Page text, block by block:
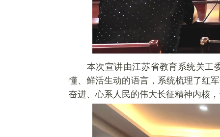
本次宣讲由江苏省教育系统关工
懂、鲜活生动的语言，系统梳理了红
奋进、心系人民的伟大长征精神内核